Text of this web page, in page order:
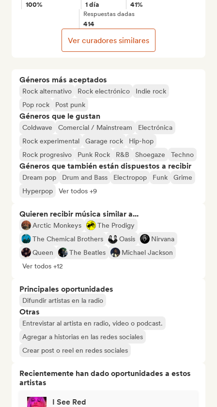
Géneros más aceptados
Rock alternativo Rock electrónico
Indie rock
Pop rock
Post punk
Géneros que le gustan
Coldwave Comercial / Mainstream
Electrónica
Rock experimental
Garage rock
Hip-hop
Rock progresivo
Punk Rock R&B Shoegaze Techno
Géneros que también están dispuestos a recibir
Dream pop Drum and Bass Electropop Funk
Grime
Hyperpop
Ver todos +9
Quieren recibir música similar a...
Arctic Monkeys
The Prodigy
The Chemical Brothers
Oasis
Nirvana
Queen
The Beatles
Michael Jackson
Ver todos +12
Principales oportunidades
Difundir artistas en la radio
Otras
Entrevistar al artista en radio, video o podcast.
Agregar a historias en las redes sociales
Crear post o reel en redes sociales
Recientemente han dado oportunidades a estos
artistas
I See Red
100% 1 día 41%
Respuestas dadas
414
Ver curadores similares